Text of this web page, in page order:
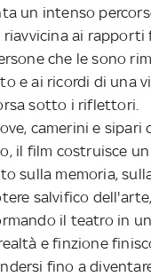
un intenso
riavvicina ai rapporti
che le sono
e ai ricordi di una
sotto i riflettori.
camerini e sipari
il film costruisce
sulla memoria,
salvifico dell'arte,
il teatro in
e finzione
fino a